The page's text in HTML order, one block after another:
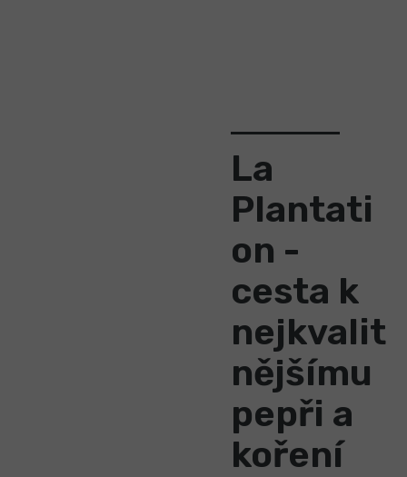
La
Plantati
on -
cesta k
nejkvalit
nějšímu
pepři a
koření